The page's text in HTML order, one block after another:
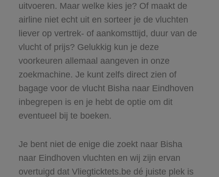
uitvoeren. Maar welke kies je? Of maakt de
airline niet echt uit en sorteer je de vluchten
liever op vertrek- of aankomsttijd, duur van de
vlucht of prijs? Gelukkig kun je deze
voorkeuren allemaal aangeven in onze
zoekmachine. Je kunt zelfs direct zien of
bagage voor de vlucht Bisha naar Eindhoven
inbegrepen is en je hebt de optie om dit
eventueel bij te boeken.
Je bent niet de enige die zoekt naar Bisha
naar Eindhoven vluchten en wij zijn ervan
overtuigd dat Vliegticktets.be dé juiste plek is